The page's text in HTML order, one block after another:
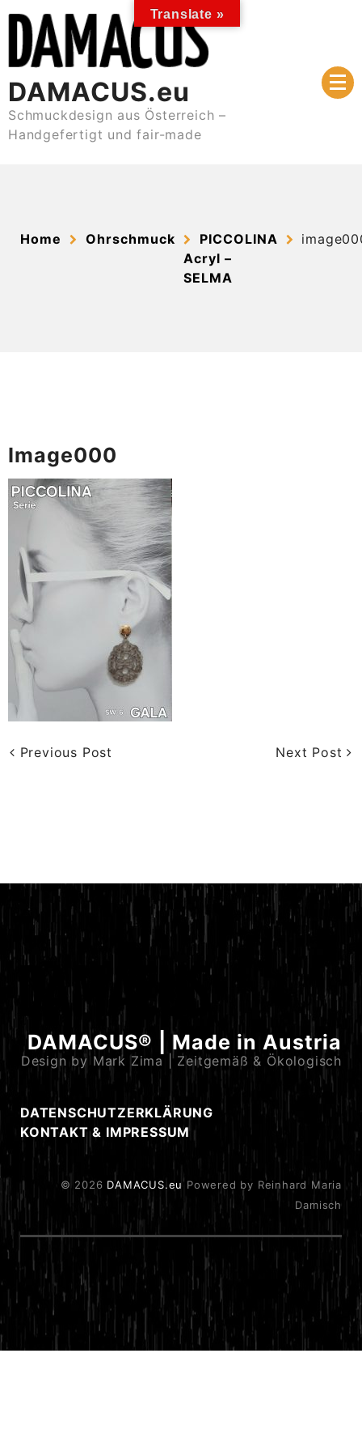
content
DAMACUS.eu
Schmuckdesign aus Österreich –
Handgefertigt und fair-made
Home Ohrschmuck
PICCOLINA
Acryl –
SELMA
Image000
Previous Post Next Post
DAMACUS® | Made in Austria
Design by Mark Zima | Zeitgemäß & Ökologisch
DATENSCHUTZERKLÄRUNG
KONTAKT & IMPRESSUM
© 2026 DAMACUS.eu Powered by Reinhard Maria
Damisch
Translate »